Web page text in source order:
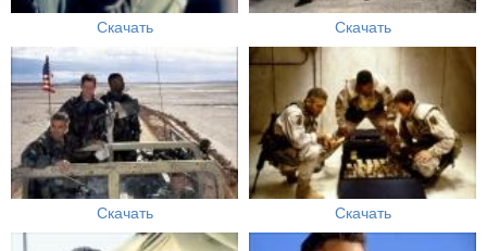
Скачать Скачать
Скачать Скачать